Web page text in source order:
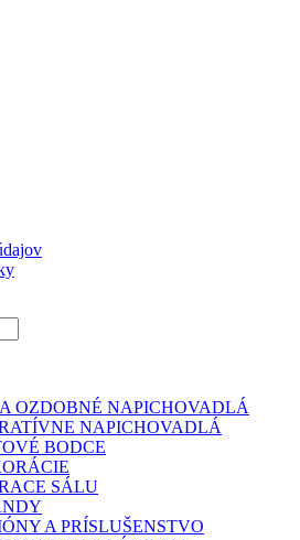
OZDOBNÉ NAPICHOVADLÁ
NAPICHOVADLÁ
BODCE
SÁLU
A PRÍSLUŠENSTVO